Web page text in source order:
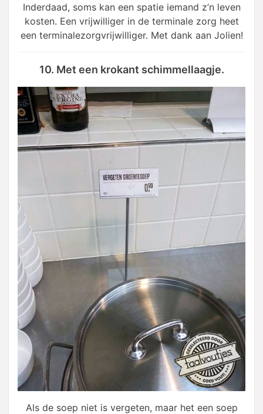
Inderdaad, soms kan een spatie iemand z’n leven
kosten. Een vrijwilliger in de terminale zorg heet
een terminalezorgvrijwilliger. Met dank aan Jolien!
10. Met een krokant schimmellaagje.
Als de soep niet is vergeten, maar het een soep